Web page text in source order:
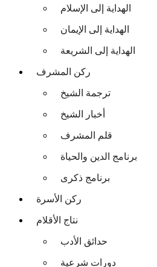
الهداية إلى الإسلام
الهداية إلى الإيمان
الهداية إلى الشريعة
ركن المشرف
ترجمة الشيخ
أخبار الشيخ
قلم المشرف
برنامج الدين والحياة
برنامج ذكرى
ركن الأسرة
نتاج الأقلام
حدائق الأدب
دورات شرعية